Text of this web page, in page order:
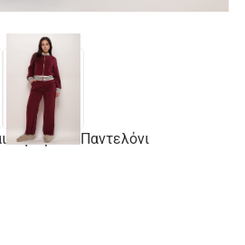
Ψηλόμεσο Παντελόνι